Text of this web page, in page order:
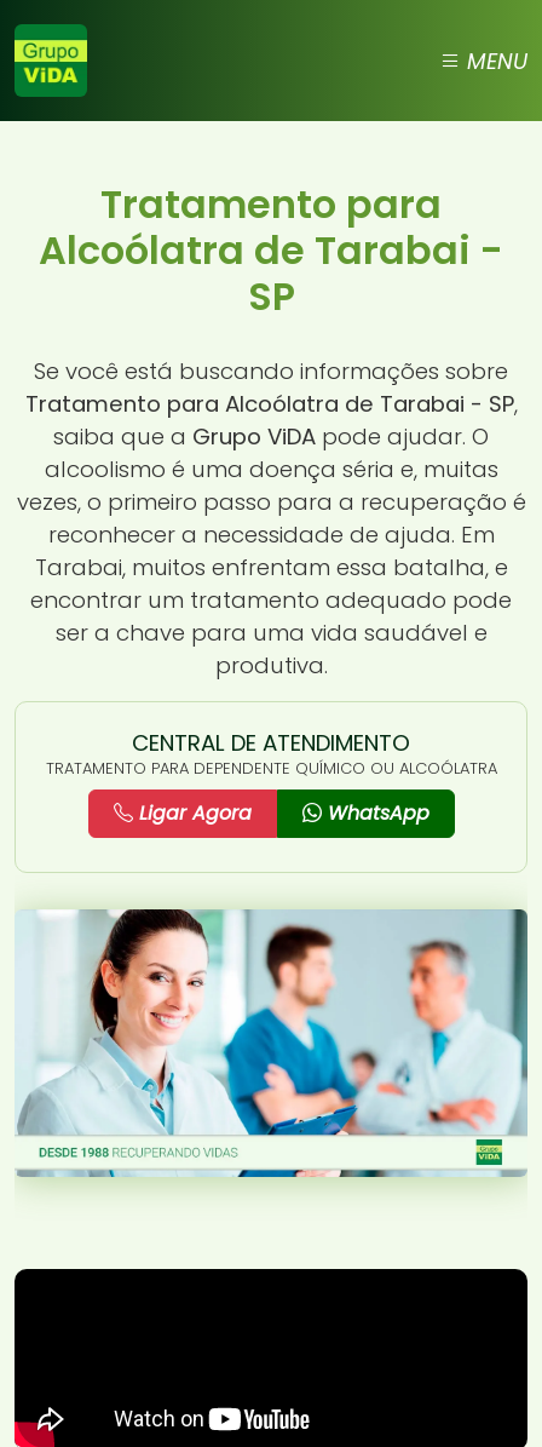
MENU
Tratamento para
Alcoólatra de Tarabai -
SP
Se você está buscando informações sobre
Tratamento para Alcoólatra de Tarabai - SP,
saiba que a Grupo ViDA pode ajudar. O
alcoolismo é uma doença séria e, muitas
vezes, o primeiro passo para a recuperação é
reconhecer a necessidade de ajuda. Em
Tarabai, muitos enfrentam essa batalha, e
encontrar um tratamento adequado pode
ser a chave para uma vida saudável e
produtiva.
CENTRAL DE ATENDIMENTO
TRATAMENTO PARA DEPENDENTE QUÍMICO OU ALCOÓLATRA
Ligar Agora WhatsApp